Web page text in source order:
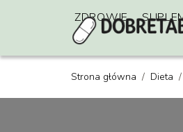
ZDROWIE
Strona główna / Dieta /